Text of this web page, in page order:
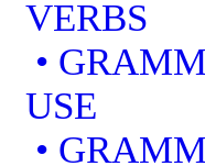
VERBS
•
USE
•